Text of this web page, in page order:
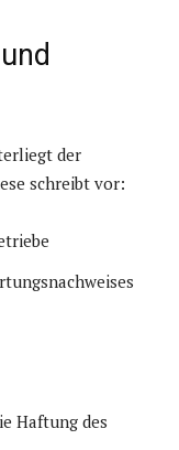
der
schreibt vor:
Haftung des